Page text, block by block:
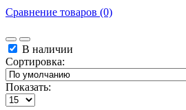
Сравнение товаров (0)
В наличии
Сортировка:
Показать: